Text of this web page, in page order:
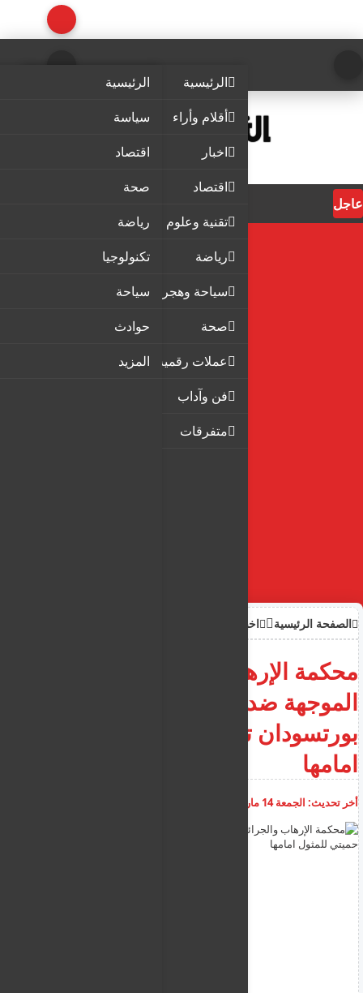
الرئيسية
أقلام وأراء
اخبار
اقتصاد
تقنية وعلوم
رياضة
سياحة وهجرة
صحة
عملات رقمية
فن وآداب
متفرقات
الرئيسية
سياسة
اقتصاد
صحة
رياضة
تكنولوجيا
سياحة
حوادث
المزيد
عاجل
الصفحة الرئيسية اخبار
محكمة الإرهاب والجرائم
الموجهة ضد الدولة في
بورتسودان تطلب حميتي للمثول
امامها
أخر تحديث: الجمعة 14 مارس 2025